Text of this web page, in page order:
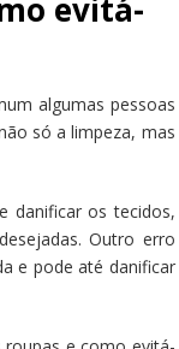
evitá-
algumas pessoas
só a limpeza, mas
danificar os tecidos,
Outro erro
e pode até danificar